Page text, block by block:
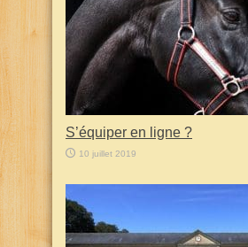
S’équiper en ligne ?
10 juillet 2019